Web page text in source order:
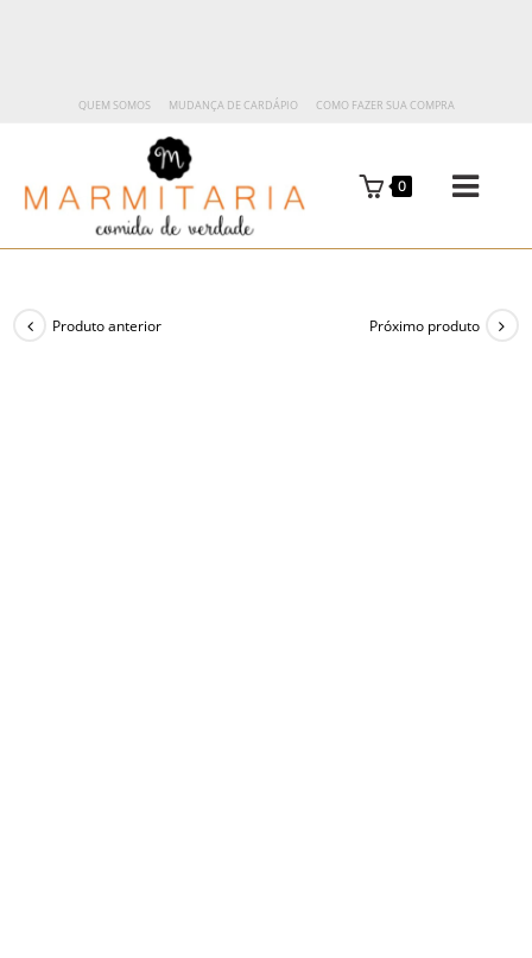
QUEM SOMOS MUDANÇA DE CARDÁPIO COMO FAZER SUA COMPRA
0
Produto anterior Próximo produto